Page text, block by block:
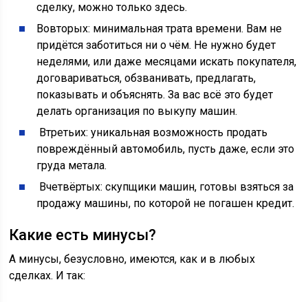
сделку, можно только здесь.
Вовторых: минимальная трата времени. Вам не
придётся заботиться ни о чём. Не нужно будет
неделями, или даже месяцами искать покупателя,
договариваться, обзванивать, предлагать,
показывать и объяснять. За вас всё это будет
делать организация по выкупу машин.
Втретьих: уникальная возможность продать
повреждённый автомобиль, пусть даже, если это
груда метала.
Вчетвёртых: скупщики машин, готовы взяться за
продажу машины, по которой не погашен кредит.
Какие есть минусы?
А минусы, безусловно, имеются, как и в любых
сделках. И так: